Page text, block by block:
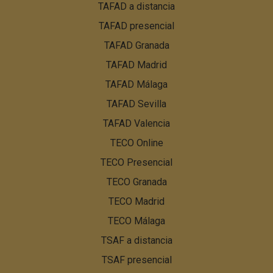
de
página:
Menú
TAFAD a distancia
TAFAD presencial
TAFAD Granada
TAFAD Madrid
TAFAD Málaga
TAFAD Sevilla
TAFAD Valencia
TECO Online
TECO Presencial
TECO Granada
TECO Madrid
TECO Málaga
TSAF a distancia
TSAF presencial